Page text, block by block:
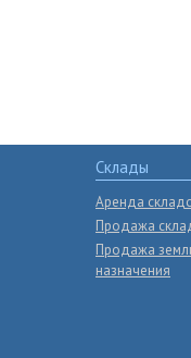
Склады
Аренда
Продажа
Продажа
назначения